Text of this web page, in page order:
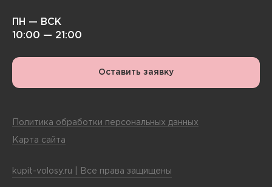
ПН — ВСК
10:00 — 21:00
Оставить заявку
Политика обработки персональных данных
Карта сайта
kupit-volosy.ru | Все права защищены